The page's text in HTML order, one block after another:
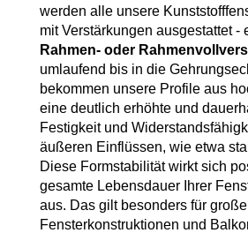
Fenster konfigurieren
WEITERE FENSTER
Brandschutzfenster
Bogenfenster
Abschließbare Balkontüren
Nach aussen öffnende Balkontüren
PAS-Türen
HEBESCHIEBETÜREN NACH MATERIAL
Hebeschiebetüren Aluminium
Hebeschiebetüren Kunststoff
Brand- / Rauchschutztüren
Haustüren mit Seitenteil
Kellertüren
Modell-Haustüren
Unterputzrollläden
Vorbauraffstoren
Vorbaurollläden
Krispol Sektionaltore
Sektionaltore mit Schlupftüre
Sektionaltor Farben und Dekore
Rolltore
Blendrahmenverbreiterungen
Fensterbankanschlussprofile
Fenster Wiki
werden alle unsere
mit Verstärkungen ausgestattet -
Rahmen- oder
umlaufend bis in die
bekommen unsere Profile aus
eine deutlich erhöhte und
Festigkeit und
äußeren Einflüssen, wie etwa
Diese Formstabilität wirkt sich
gesamte Lebensdauer Ihrer
aus. Das gilt besonders für große
Fensterkonstruktionen und